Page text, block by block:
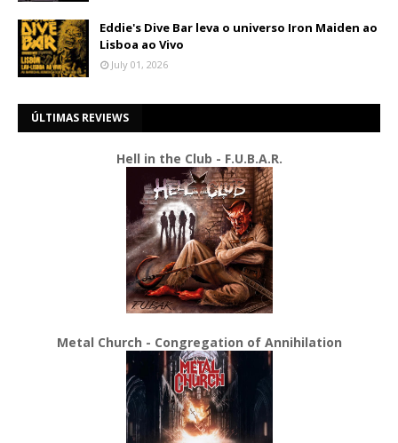
Eddie's Dive Bar leva o universo Iron Maiden ao
Lisboa ao Vivo
July 01, 2026
ÚLTIMAS REVIEWS
Hell in the Club - F.U.B.A.R.
Metal Church - Congregation of Annihilation